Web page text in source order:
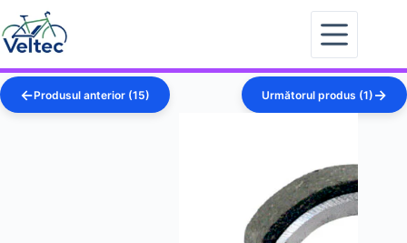
la
conținut
Produsul anterior (15) Următorul produs (1)